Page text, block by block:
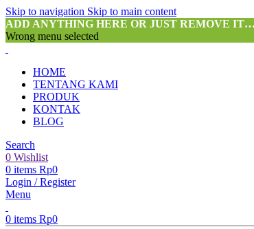
Skip to navigation Skip to main content
ADD ANYTHING HERE OR JUST REMOVE IT…
Wrong menu selected
HOME
TENTANG KAMI
PRODUK
KONTAK
BLOG
Search
0 Wishlist
0 items Rp0
Login / Register
Menu
0 items Rp0